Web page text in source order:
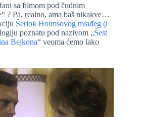
sa filmom pod čudnim
? Pa, realno, ama baš nikakve…
Šerlok Holmsovog mlađeg (i
poznatu pod nazivom „Šest
Bejkona“ veoma ćemo lako